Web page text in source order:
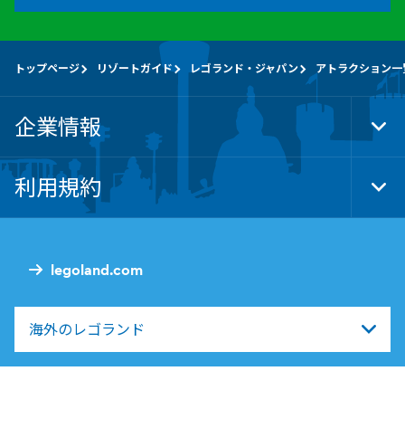
legoland.com
海外のレゴランド
トップページ リゾートガイド レゴランド・ジャパン アトラクション一
企業情報
利用規約